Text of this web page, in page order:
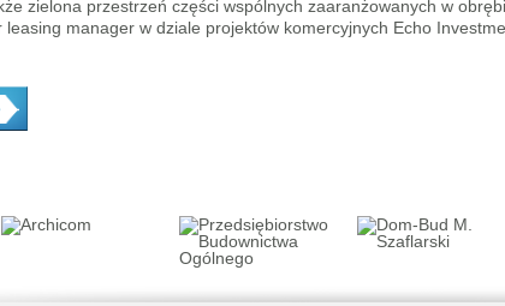
zielona przestrzeń części wspólnych zaaranżowanych w
leasing manager w dziale projektów komercyjnych Echo